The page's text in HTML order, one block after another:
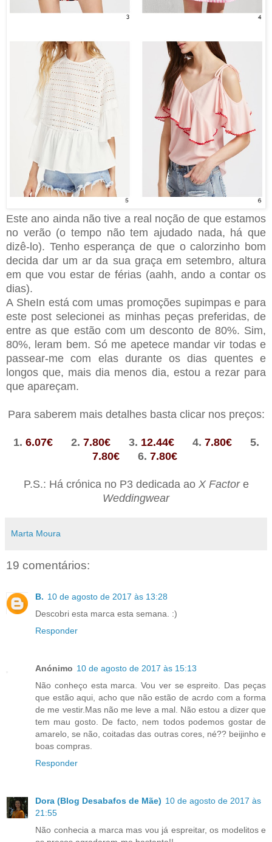
Este ano ainda não tive a real noção de que estamos
no verão (o tempo não tem ajudado nada, há que
dizê-lo). Tenho esperança de que o calorzinho bom
decida dar um ar da sua graça em setembro, altura
em que vou estar de férias (aahh, ando a contar os
dias).
A SheIn está com umas promoções supimpas e para
este post selecionei as minhas peças preferidas, de
entre as que estão com um desconto de 80%. Sim,
80%, leram bem. Só me apetece mandar vir todas e
passear-me com elas durante os dias quentes e
longos que, mais dia menos dia, estou a rezar para
que apareçam.
Para saberem mais detalhes basta clicar nos preços:
1. 6.07€2. 7.80€ 3. 12.44€ 4. 7.80€
5.
7.80€6. 7.80€
P.S.: Há crónica no P3 dedicada ao X Factore
Weddingwear
Marta Moura
19 comentários:
B. 10 de agosto de 2017 às 13:28
Descobri esta marca esta semana. :)
Responder
Anónimo 10 de agosto de 2017 às 15:13
Não conheço esta marca. Vou ver se espreito. Das peças
que estão aqui, acho que não estão de acrdo com a forma
de me vestir.Mas não me leve a mal. Não estou a dizer que
tem mau gosto. De facto, nem todos podemos gostar de
amarelo, se não, coitadas das outras cores, né?? beijinho e
boas compras.
Responder
Dora (Blog Desabafos de Mãe) 10 de agosto de 2017 às
21:55
Não conhecia a marca mas vou já espreitar, os modelitos e